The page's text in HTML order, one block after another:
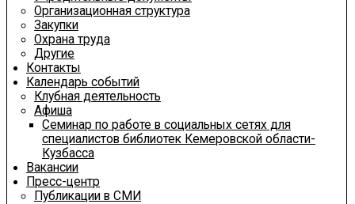
Организационная структура
Закупки
Охрана труда
Другие
Контакты
Календарь событий
Клубная деятельность
Афиша
Семинар по работе в социальных сетях для
специалистов библиотек Кемеровской области-
Кузбасса
Вакансии
Пресс-центр
Публикации в СМИ